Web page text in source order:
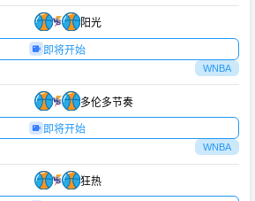
阳光
即将开始
WNBA
多伦多节奏
即将开始
WNBA
狂热